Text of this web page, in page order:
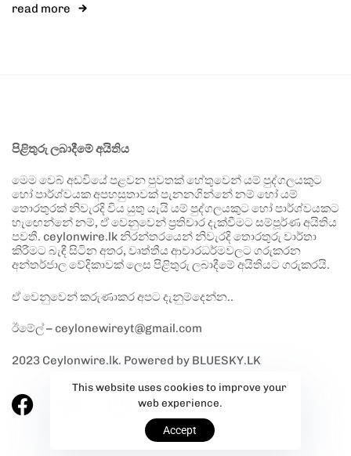
read more
පිළිතුරු ලබාදීමේ අයිතිය
මෙම වෙබ් අඩවියේ පළවන පුවතක් හේතුවෙන් යම් පුද්ගලයකුට
හෝ පාර්ශ්වයක අපහසුතාවක් පැනනගින්නේ නම් හෝ යම්
තොරතුරක් නිවැරදි විය යුතු යැයි යම් පුද්ගලයකුට හෝ පාර්ශ්වයකට
හැඟෙන්නේ නම්, ඒ වෙනුවෙන් ප්‍රතිචාර දැක්වීමට සම්පූර්ණ අයිතිය
පවතී. ceylonwire.lk නිරන්තරයෙන් නිවැරදි තොරතුරු වාර්තා
කිරීමට බැඳී සිටින අතර, වෘත්තීය ආචාරධර්මවලට ගරුකරන
අන්තර්ජාල වේදිකාවක් ලෙස පිළිතුරු ලබාදීමේ අයිතියට ගරුකරයි.
ඒ වෙනුවෙන් කරුණාකර අපට දැනුම්දෙන්න..
ඊමේල් – ceylonewireyt@gmail.com
2023 Ceylonwire.lk. Powered by BLUESKY.LK
This website uses cookies to improve your
web experience.
Accept